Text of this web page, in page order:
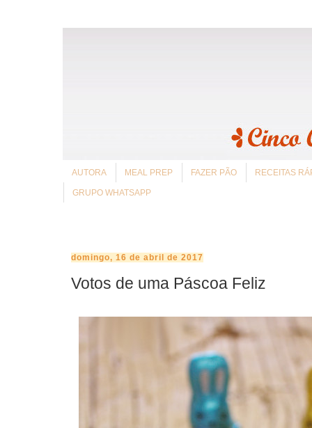
AUTORA MEAL PREP FAZER PÃO RECEITAS
GRUPO WHATSAPP
domingo, 16 de abril de 2017
Votos de uma Páscoa Feliz